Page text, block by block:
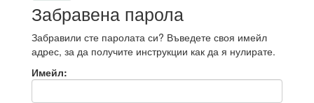
Забравена парола
Забравили сте паролата си? Въведете своя имейл
адрес, за да получите инструкции как да я нулирате.
Имейл: